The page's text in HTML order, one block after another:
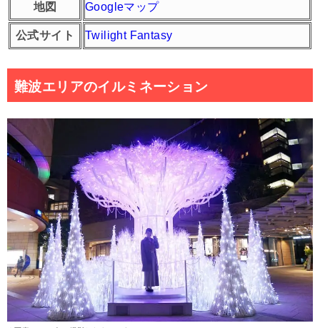
地図 Googleマップ
公式サイト Twilight Fantasy
難波エリアのイルミネーション